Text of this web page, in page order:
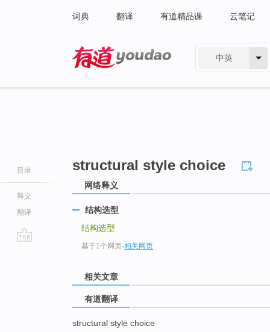
词典 翻译 有道精品课 云笔记
中英
目录
释义
翻译
structural style choice
网络释义
结构选型
结构选型
基于1个网页-相关网页
相关文章
有道翻译
structural style choice